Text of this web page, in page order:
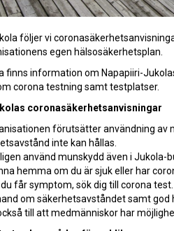
följer vi
egen hälsosäkerhetsplan.
finns information om Napapiiri-
corona testning samt testplatser.
coronasäkerhetsanvisningar
förutsätter användning av
inte kan hållas.
använd munskydd även i Jukola-
hemma om du är sjuk eller har
du får symptom, sök dig till corona test.
om säkerhetsavståndet samt god
till att medmänniskor har